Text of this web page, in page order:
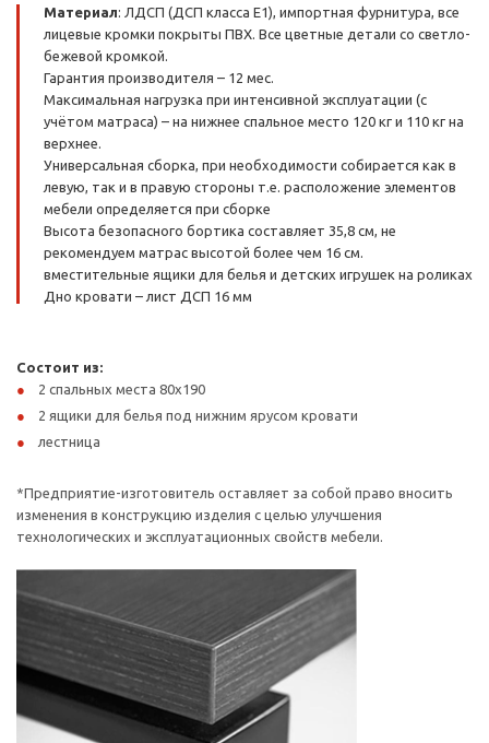
Материал: ЛДСП (ДСП класса Е1), импортная фурнитура, все
лицевые кромки покрыты ПВХ. Все цветные детали со светло-
бежевой кромкой.
Гарантия производителя – 12 мес.
Максимальная нагрузка при интенсивной эксплуатации (с
учётом матраса) – на нижнее спальное место 120 кг и 110 кг на
верхнее.
Универсальная сборка, при необходимости собирается как в
левую, так и в правую стороны т.е. расположение элементов
мебели определяется при сборке
Высота безопасного бортика составляет 35,8 см, не
рекомендуем матрас высотой более чем 16 см.
вместительные ящики для белья и детских игрушек на роликах
Дно кровати – лист ДСП 16 мм
Состоит из:
2 спальных места 80х190
2 ящики для белья под нижним ярусом кровати
лестница
*Предприятие-изготовитель оставляет за собой право вносить
изменения в конструкцию изделия с целью улучшения
технологических и эксплуатационных свойств мебели.